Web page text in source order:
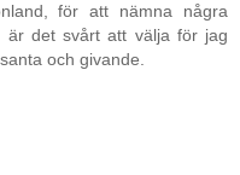
för att nämna några
är det svårt att välja för jag
och givande.